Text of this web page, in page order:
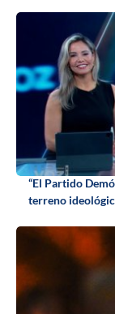
“El Partido
terreno